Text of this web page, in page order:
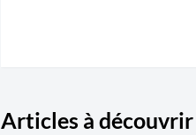
Articles à découvrir